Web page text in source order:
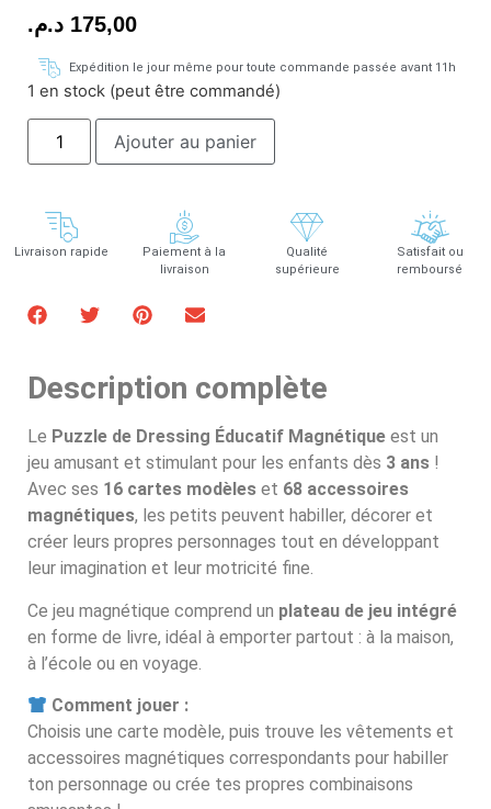
175,00 د.م.
Expédition le jour même pour toute commande passée avant 11h
1 en stock (peut être commandé)
Ajouter au panier
Livraison rapide
Paiement à la
livraison
Qualité
supérieure
Satisfait ou
remboursé
Description complète
Le Puzzle de Dressing Éducatif Magnétique est un
jeu amusant et stimulant pour les enfants dès 3 ans !
Avec ses 16 cartes modèles et 68 accessoires
magnétiques, les petits peuvent habiller, décorer et
créer leurs propres personnages tout en développant
leur imagination et leur motricité fine.
Ce jeu magnétique comprend un plateau de jeu intégré
en forme de livre, idéal à emporter partout : à la maison,
à l’école ou en voyage.
Comment jouer :
Choisis une carte modèle, puis trouve les vêtements et
accessoires magnétiques correspondants pour habiller
ton personnage ou crée tes propres combinaisons